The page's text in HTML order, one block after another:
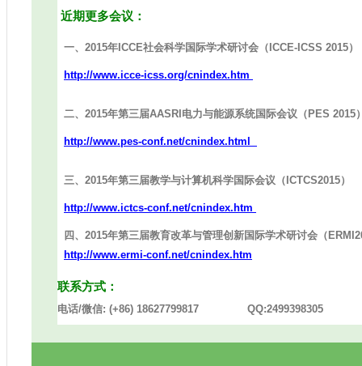
近期更多会议：
一、2015年ICCE社会科学国际学术研讨会（ICCE-ICSS 2015）
http://www.icce-icss.org/cnindex.htm
二、2015年第三届AASRI电力与能源系统国际会议（PES 2015
http://www.pes-conf.net/cnindex.html
三、2015年第三届教学与计算机科学国际会议（ICTCS2015）
http://www.ictcs-conf.net/cnindex.htm
四、2015年第三届教育改革与管理创新国际学术研讨会（
http://www.ermi-conf.net/cnindex.htm
联系方式：
电话/微信: (+86) 18627799817 QQ:2499398305